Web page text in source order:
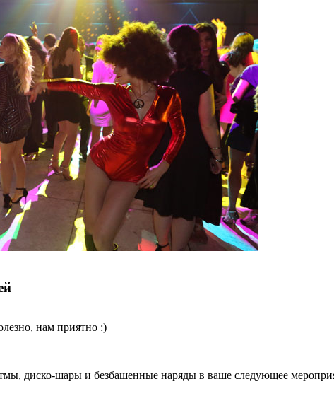
нам приятно :)
диско-шары и безбашенные наряды в ваше следующее